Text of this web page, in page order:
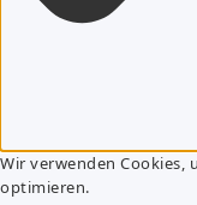
Wir verwenden Cookies,
optimieren.